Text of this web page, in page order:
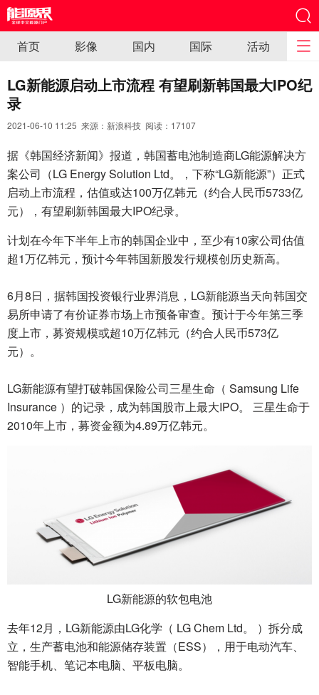
首页 影像 国内 国际 活动
LG新能源启动上市流程 有望刷新韩国最大IPO纪
录
2021-06-10 11:25 来源：新浪科技 阅读： 17107
据《韩国经济新闻》报道，韩国蓄电池制造商LG能源解决方
案公司（LG Energy Solution Ltd。，下称“LG新能源”）正式
启动上市流程，估值或达100万亿韩元（约合人民币5733亿
元），有望刷新韩国最大IPO纪录。
计划在今年下半年上市的韩国企业中，至少有10家公司估值
超1万亿韩元，预计今年韩国新股发行规模创历史新高。
6月8日，据韩国投资银行业界消息，LG新能源当天向韩国交
易所申请了有价证券市场上市预备审查。预计于今年第三季
度上市，募资规模或超10万亿韩元（约合人民币573亿
元）。
LG新能源有望打破韩国保险公司三星生命（ Samsung Life
Insurance ）的记录，成为韩国股市上最大IPO。 三星生命于
2010年上市，募资金额为4.89万亿韩元。
LG新能源的软包电池
去年12月，LG新能源由LG化学（ LG Chem Ltd。 ）拆分成
立，生产蓄电池和能源储存装置（ESS），用于电动汽车、
智能手机、笔记本电脑、平板电脑。